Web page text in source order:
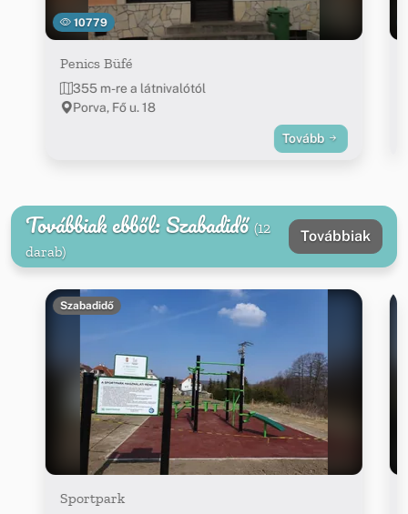
10779
Penics Büfé
355 m-re a látnivalótól
Porva, Fő u. 18
Tovább
Továbbiak ebből: Szabadidő (12
darab)
Továbbiak
Szabadidő
Sportpark